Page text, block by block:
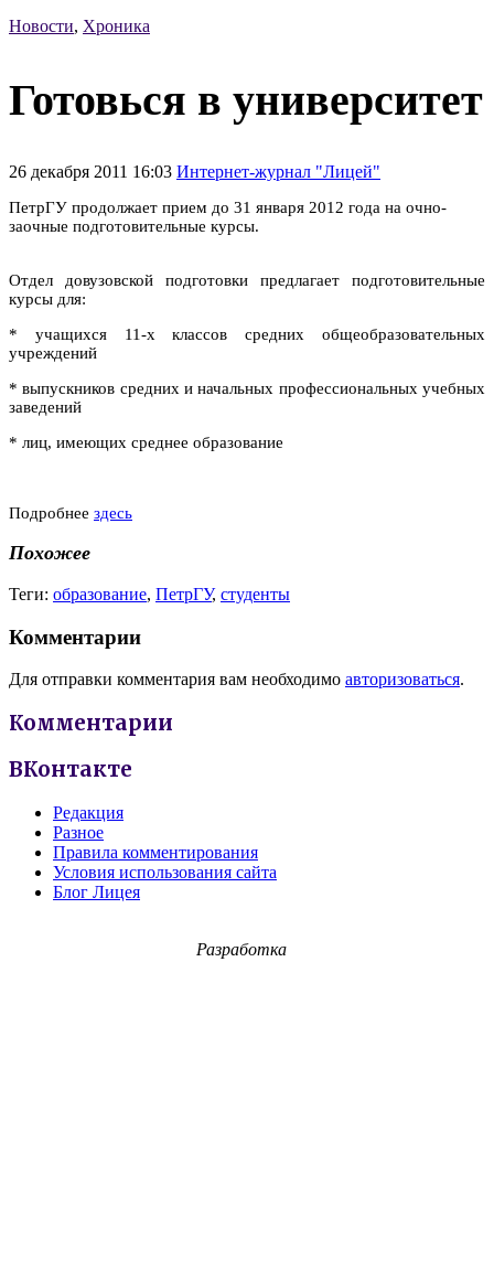
Новости, Хроника
Готовься в университет
26 декабря 2011 16:03 Интернет-журнал "Лицей"
ПетрГУ продолжает прием до 31 января 2012 года на очно-
заочные подготовительные курсы.
Отдел довузовской подготовки предлагает подготовительные
курсы для:
* учащихся 11-х классов средних общеобразовательных
учреждений
* выпускников средних и начальных профессиональных учебных
заведений
* лиц, имеющих среднее образование
Подробнее здесь
Похожее
Теги: образование, ПетрГУ, студенты
Комментарии
Для отправки комментария вам необходимо авторизоваться.
Комментарии
ВКонтакте
Редакция
Разное
Правила комментирования
Условия использования сайта
Блог Лицея
Разработка